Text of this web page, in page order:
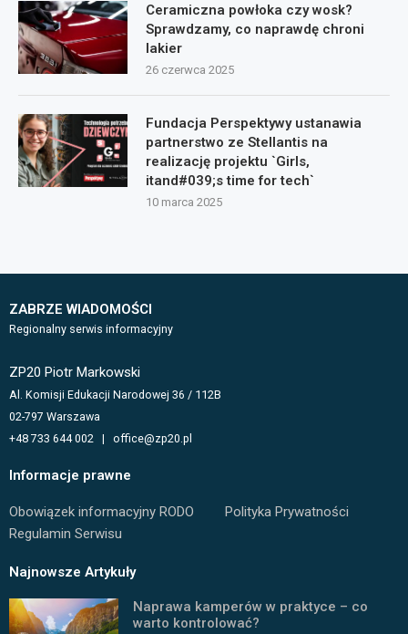
Ceramiczna powłoka czy wosk?
Sprawdzamy, co naprawdę chroni
lakier
26 czerwca 2025
Fundacja Perspektywy ustanawia
partnerstwo ze Stellantis na
realizację projektu `Girls,
itand#039;s time for tech`
10 marca 2025
ZABRZE WIADOMOŚCI
Regionalny serwis informacyjny
ZP20 Piotr Markowski
Al. Komisji Edukacji Narodowej 36 / 112B
02-797 Warszawa
+48 733 644 002 | office@zp20.pl
Informacje prawne
Obowiązek informacyjny RODO
Polityka Prywatności
Regulamin Serwisu
Najnowsze Artykuły
Naprawa kamperów w praktyce – co
warto kontrolować?